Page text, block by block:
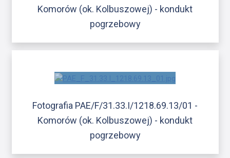
Komorów (ok. Kolbuszowej) - kondukt
pogrzebowy
Fotografia PAE/F/31.33.I/1218.69.13/01 -
Komorów (ok. Kolbuszowej) - kondukt
pogrzebowy